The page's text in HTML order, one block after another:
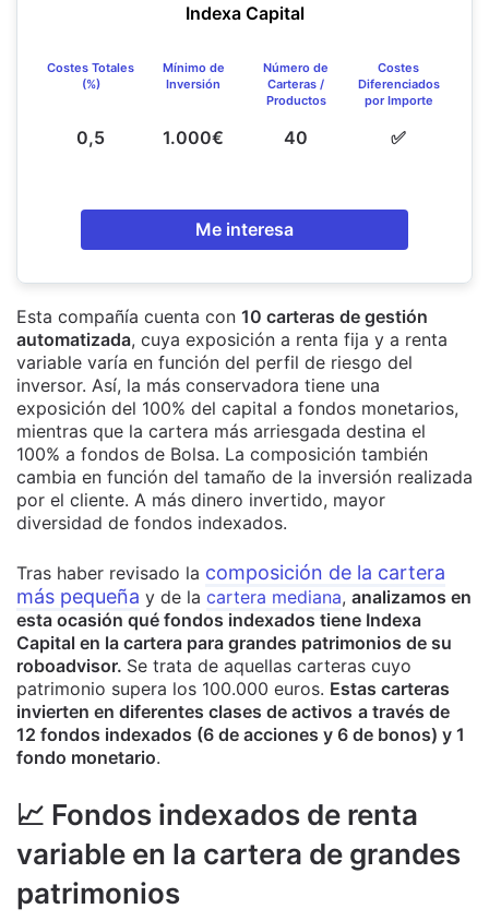
Indexa Capital
Costes Totales
(%)
0,5
Mínimo de
Inversión
1.000€
Número de
Carteras /
Productos
40
Costes
Diferenciados
por Importe
✅
Me interesa
Esta compañía cuenta con 10 carteras de gestión
automatizada, cuya exposición a renta fija y a renta
variable varía en función del perfil de riesgo del
inversor. Así, la más conservadora tiene una
exposición del 100% del capital a fondos monetarios,
mientras que la cartera más arriesgada destina el
100% a fondos de Bolsa. La composición también
cambia en función del tamaño de la inversión realizada
por el cliente. A más dinero invertido, mayor
diversidad de fondos indexados.
Tras haber revisado la composición de la cartera
más pequeña y de la cartera mediana, analizamos en
esta ocasión qué fondos indexados tiene Indexa
Capital en la cartera para grandes patrimonios de su
roboadvisor. Se trata de aquellas carteras cuyo
patrimonio supera los 100.000 euros. Estas carteras
invierten en diferentes clases de activos a través de
12 fondos indexados (6 de acciones y 6 de bonos) y 1
fondo monetario.
📈 Fondos indexados de renta
variable en la cartera de grandes
patrimonios